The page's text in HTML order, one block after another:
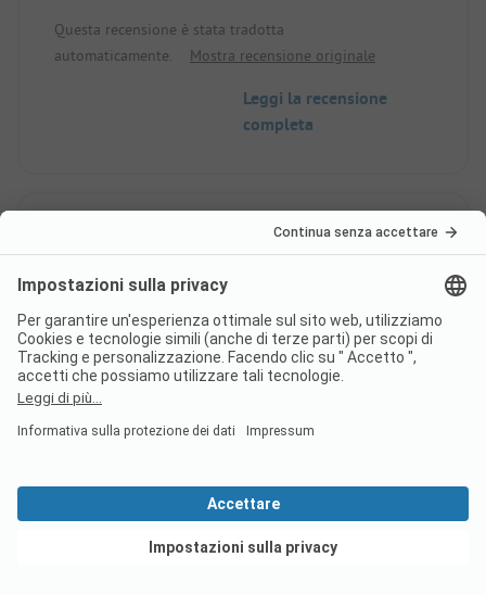
Questa recensione è stata tradotta
automaticamente.
Mostra recensione originale
Leggi la recensione
completa
Campeggio presso il MCM Camping
Elise Camper
Coppia
Buono: personale amichevole, bella posizione
Non così buono: i servizi igienici
Vedi offerte